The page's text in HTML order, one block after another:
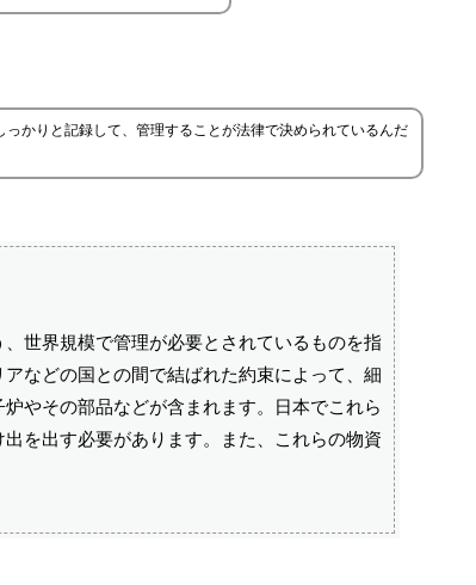
かりと記録して、管理することが法律で決められているんだ
世界規模で管理が必要とされているものを指
などの国との間で結ばれた約束によって、細
やその部品などが含まれます。日本でこれら
を出す必要があります。また、これらの物資